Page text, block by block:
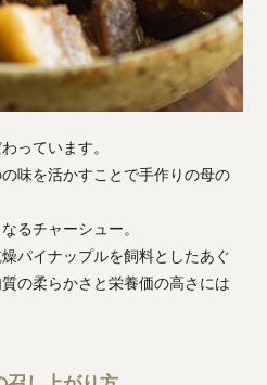
っています。
味を活かすことで手作りの母の
るチャーシュー。
パイナップルを飼料としたあぐ
の柔らかさと栄養価の高さには